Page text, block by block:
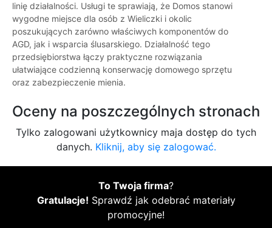
linię działalności. Usługi te sprawiają, że Domos stanowi
wygodne miejsce dla osób z Wieliczki i okolic
poszukujących zarówno właściwych komponentów do
AGD, jak i wsparcia ślusarskiego. Działalność tego
przedsiębiorstwa łączy praktyczne rozwiązania
ułatwiające codzienną konserwację domowego sprzętu
oraz zabezpieczenie mienia.
Oceny na poszczególnych stronach
Tylko zalogowani użytkownicy maja dostęp do tych
danych. Kliknij, aby się zalogować.
To Twoja firma?
Gratulacje! Sprawdź jak odebrać materiały
promocyjne!